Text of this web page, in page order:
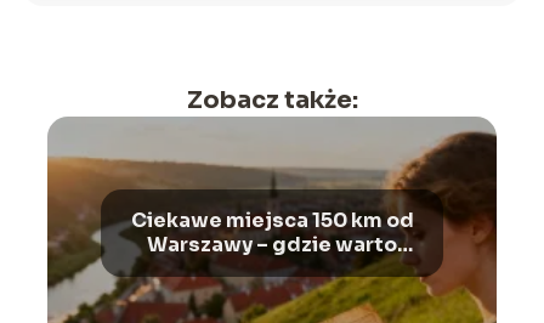
Zobacz także:
Ciekawe miejsca 150 km od
Warszawy – gdzie warto
pojechać?